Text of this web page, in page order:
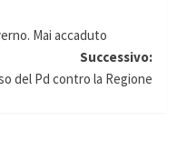
Mai accaduto
Successivo:
del Pd contro la Regione